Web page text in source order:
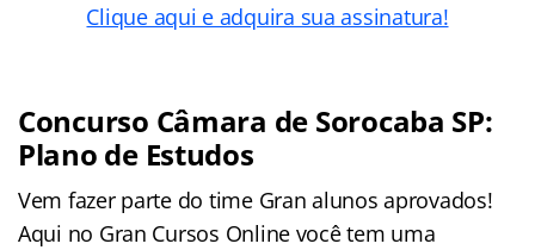
Clique aqui e adquira sua assinatura!
Concurso Câmara de Sorocaba SP:
Plano de Estudos
Vem fazer parte do time Gran alunos aprovados!
Aqui no Gran Cursos Online você tem uma